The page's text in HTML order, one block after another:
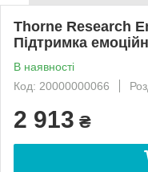
Thorne Research
Підтримка
В наявності
Код: 20000000066
2 913 ₴